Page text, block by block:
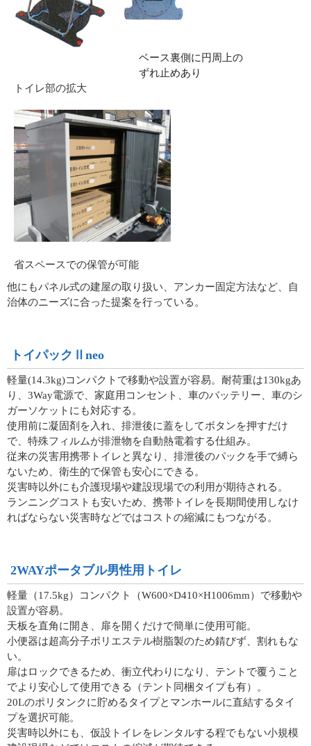
ベース裏側に円周上の
ずれ止めあり
トイレ部の拡大
省スペースでの保管が可能
他にもパネル式の建屋の取り扱い、アンカー固定方法など、自
治体のニーズに合った提案を行っている。
トイパックⅡneo
軽量(14.3kg)コンパクトで移動や設置が容易。耐荷重は130kgあ
り、3Way電源で、家庭用コンセント、車のバッテリー、車のシ
ガーソケットにも対応する。
使用前に凝固剤を入れ、排泄後に蓋をしてボタンを押すだけ
で、特殊フィルムが排泄物を自動熱電着する仕組み。
従来の災害用携帯トイレと異なり、排泄後のパックを手で縛ら
ないため、衛生的で保管も安心にできる。
災害時以外にも介護現場や建設現場での利用が期待される。
ランニングコストも安いため、携帯トイレを長期間使用しなけ
ればならない災害時などではコストの縮減にもつながる。
2WAYポータブル男性用トイレ
軽量（17.5kg）コンパクト（W600×D410×H1006mm）で移動や
設置が容易。
天板を直角に開き、扉を開くだけで簡単に使用可能。
小便器は超高分子ポリエステル樹脂製のため錆びず、割れもな
い。
扉はロックできるため、衝立代わりになり、テントで覆うこと
でより安心して使用できる（テント同梱タイプも有）。
20Lのポリタンクに貯めるタイプとマンホールに直結するタイ
プを選択可能。
災害時以外にも、仮設トイレをレンタルする程でもない小規模